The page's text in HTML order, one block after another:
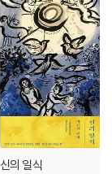
신의 일식